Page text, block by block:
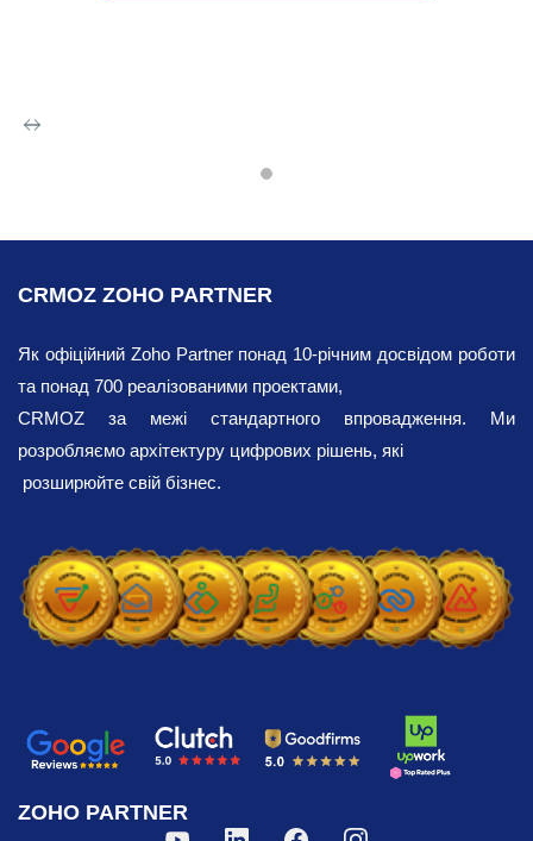
Zoho People
Zoho People комплексна система, що
співробітників. Вона складається з
, які допомагають в
управлінні підбором персоналу,
ієрархічному аналізі, нарахуванні
заробітної плати та виплаті премій, обліку
можливості цієї системи дозволяють
автоматизувати HR — від моменту
отримання кандидатом пропозиції про
Процеси автоматизації
забезпечують значну
віддачу порівняно з
CRMOZ ZOHO PARTNER
Як офіційний Zoho Partner понад 10-річним досвідом роботи
та понад 700 реалізованими проектами,
CRMOZ за межі стандартного впровадження. Ми
розробляємо архітектуру цифрових рішень, які
розширюйте свій бізнес.
ZOHO PARTNER